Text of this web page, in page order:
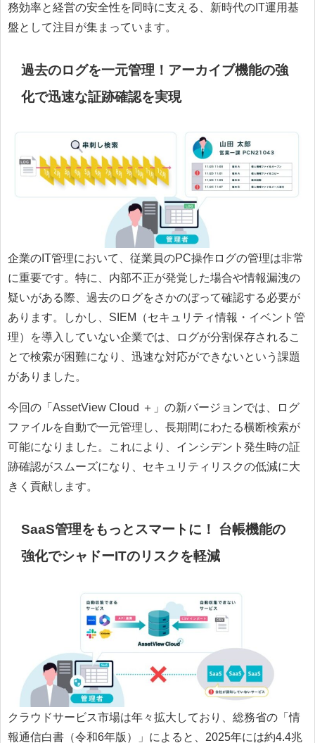
務効率と経営の安全性を同時に支える、新時代のIT運用基
盤として注目が集まっています。
過去のログを一元管理！アーカイブ機能の強
化で迅速な証跡確認を実現
企業のIT管理において、従業員のPC操作ログの管理は非常
に重要です。特に、内部不正が発覚した場合や情報漏洩の
疑いがある際、過去のログをさかのぼって確認する必要が
あります。しかし、SIEM（セキュリティ情報・イベント管
理）を導入していない企業では、ログが分割保存されるこ
とで検索が困難になり、迅速な対応ができないという課題
がありました。
今回の「AssetView Cloud ＋」の新バージョンでは、ログ
ファイルを自動で一元管理し、長期間にわたる横断検索が
可能になりました。これにより、インシデント発生時の証
跡確認がスムーズになり、セキュリティリスクの低減に大
きく貢献します。
SaaS管理をもっとスマートに！ 台帳機能の
強化でシャドーITのリスクを軽減
クラウドサービス市場は年々拡大しており、総務省の「情
報通信白書（令和6年版）」によると、2025年には約4.4兆